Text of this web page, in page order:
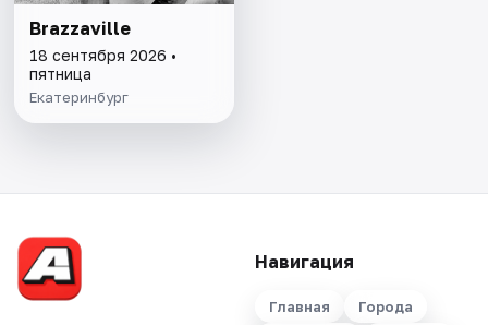
Brazzaville
18 сентября 2026 •
пятница
Екатеринбург
Навигация
Главная
Города